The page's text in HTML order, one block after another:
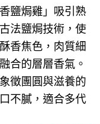
鹽焗雞」吸引熟
法鹽焗技術，使
香焦色，肉質細
合的層層香氣。
徵團圓與滋養的
不膩，適合多代